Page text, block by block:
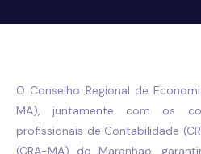
O Conselho Regional de
MA), juntamente com os
profissionais de Contabilidade
(CRA-MA) do Maranhão,